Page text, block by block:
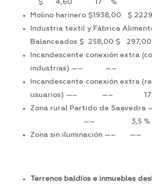
$ 4,60 17 %
Molino harinero $1938,00 $
Industria textil y Fábrica
Balanceados $ 258,00 $ 297,00
Incandescente conexión extra
industrias) —– —–
Incandescente conexión extra
usuarios) —– —– 17
Zona rural Partido de
—– 3,5 %
Zona sin iluminación
Terrenos baldíos e inmuebles